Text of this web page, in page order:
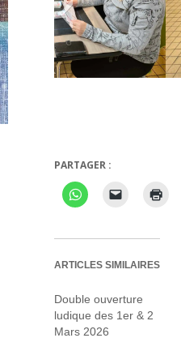
PARTAGER :
ARTICLES SIMILAIRES
Double ouverture
ludique des 1er & 2
Mars 2026